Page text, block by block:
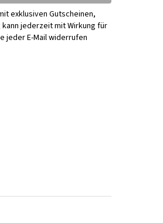
exklusiven Gutscheinen,
jederzeit mit Wirkung für
jeder E-Mail widerrufen